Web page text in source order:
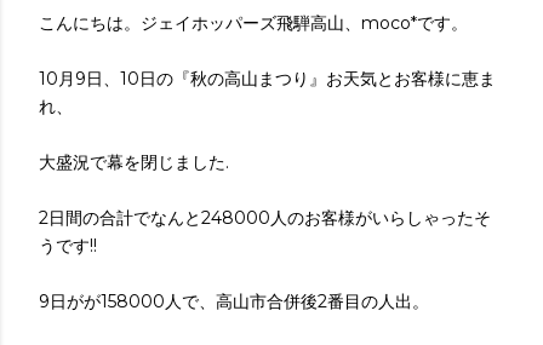
こんにちは。ジェイホッパーズ飛騨高山、moco*です。
10月9日、10日の『秋の高山まつり』お天気とお客様に恵ま
れ、
大盛況で幕を閉じました.
2日間の合計でなんと248000人のお客様がいらしゃったそ
うです!!
9日がが158000人で、高山市合併後2番目の人出。